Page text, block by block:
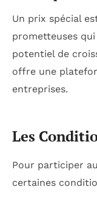
Un prix spécial
prometteuses
potentiel de
offre une
entreprises.
Les
Pour participer
certaines